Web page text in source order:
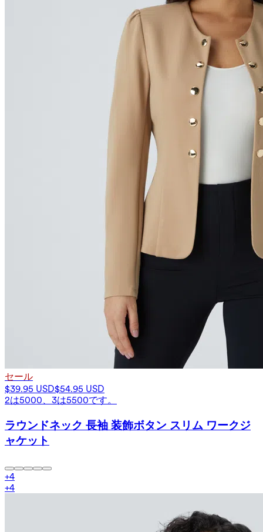
セール
$39.95 USD$54.95 USD
2は5000、3は5500です。
ラウンドネック 長袖 装飾ボタン スリム ワークジ
ャケット
+4
+4